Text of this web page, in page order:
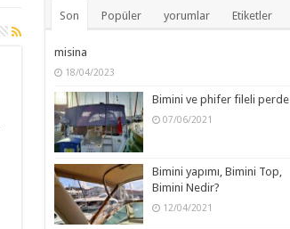
Son Popüler yorumlar Etiketler
misina
18/04/2023
Bimini ve phifer fileli perde
07/06/2021
Bimini yapımı, Bimini Top,
Bimini Nedir?
12/04/2021